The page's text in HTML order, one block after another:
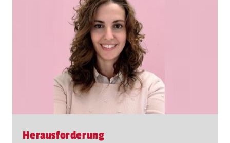
Herausforderung